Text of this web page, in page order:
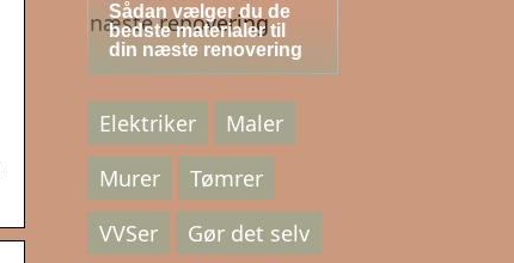
Sådan vælger du de
bedste materialer til
din næste renovering
Elektriker
Maler
Murer
Tømrer
VVSer
Gør det selv